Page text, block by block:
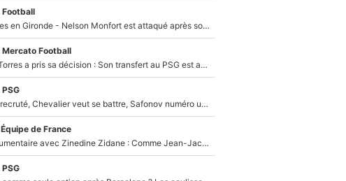
Football
Incendies en Gironde - Nelson Monfort est attaqué après son dérapage sur CNews : «Et lui, il prend combien pour parler dans un studio climatisé?»
Mercato Football
Ferran Torres a pris sa décision : Son transfert au PSG est annoncé en Espagne !
PSG
Suzuki recruté, Chevalier veut se battre, Safonov numéro un… Le PSG se lance encore dans un gros chantier pour le poste de gardien de but
Équipe de France
Un documentaire avec Zinedine Zidane : Comme Jean-Jacques Goldman et Mylène Farmer, le nouveau sélectionneur de l'équipe de France a recalé une journaliste très connue
PSG